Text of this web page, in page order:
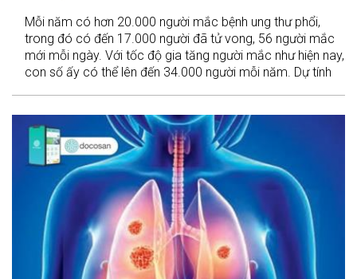
Mỗi năm có hơn 20.000 người mắc bệnh ung thư phổi,
trong đó có đến 17.000 người đã tử vong, 56 người mắc
mới mỗi ngày. Với tốc độ gia tăng người mắc như hiện nay,
con số ấy có thể lên đến 34.000 người mỗi năm. Dự tính